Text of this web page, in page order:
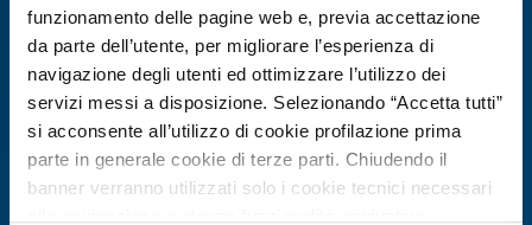
funzionamento delle pagine web e, previa accettazione
da parte dell’utente, per migliorare l’esperienza di
navigazione degli utenti ed ottimizzare l’utilizzo dei
servizi messi a disposizione. Selezionando “Accetta tutti”
si acconsente all’utilizzo di cookie profilazione prima
parte in generale cookie di terze parti. Chiudendo il
banner verranno utilizzati solo i cookie tecnici necessari